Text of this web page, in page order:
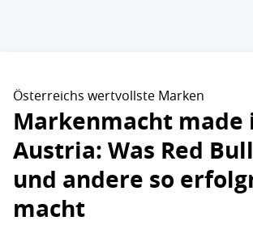
Österreichs wertvollste Marken
Markenmacht made
Austria: Was Red
und andere so
macht